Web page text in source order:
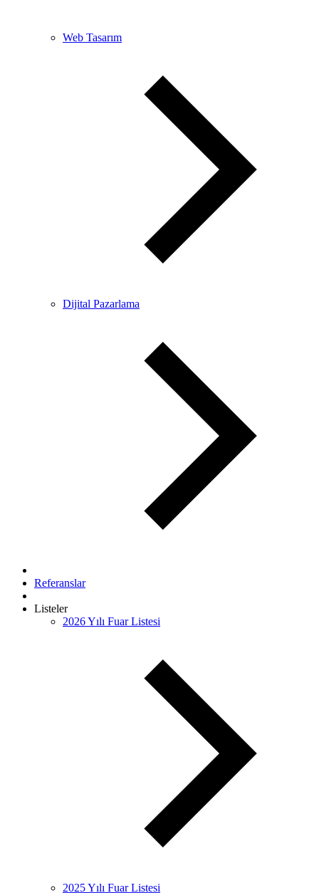
Web Tasarım
Dijital Pazarlama
Referanslar
Listeler
2026 Yılı Fuar Listesi
2025 Yılı Fuar Listesi